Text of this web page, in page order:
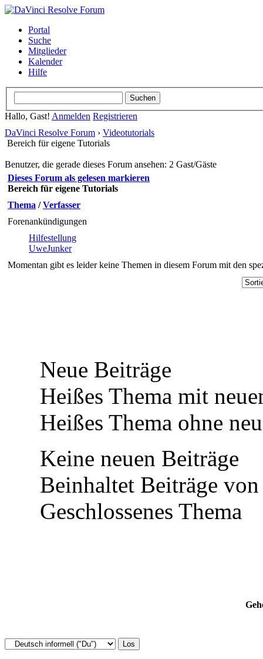
Portal
Suche
Mitglieder
Kalender
Hilfe
Hallo, Gast! Anmelden Registrieren
DaVinci Resolve Forum › Videotutorials
Bereich für eigene Tutorials
Benutzer, die gerade dieses Forum ansehen: 2 Gast/Gäste
Dieses Forum als gelesen markieren
Bereich für eigene Tutorials
Thema /Verfasser
Forenankündigungen
Hilfestellung
UweJunker
Momentan gibt es leider keine Themen in diesem Forum mit den
Neue Beiträge
Heißes Thema mit
Heißes Thema ohne
Keine neuen Beiträge
Beinhaltet Beiträge
Geschlossenes Thema